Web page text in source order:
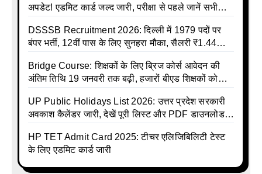
अपडेट! एडमिट कार्ड जल्द जारी, परीक्षा से पहले जानें सभी
DSSSB Recruitment 2026: दिल्ली में 1979 पदों पर
बंपर भर्ती, 12वीं पास के लिए सुनहरा मौका, सैलरी ₹1.44
Bridge Course: शिक्षकों के लिए ब्रिज कोर्स आवेदन की
अंतिम तिथि 19 जनवरी तक बढ़ी, हजारों बीएड शिक्षकों को
UP Public Holidays List 2026: उत्तर प्रदेश सरकारी
अवकाश कैलेंडर जारी, देखें पूरी लिस्ट और PDF डाउनलोड
talika | Sarkari Avkash Talika | Up Holidays List |
Holidays Calendar
HP TET Admit Card 2025: टीचर एलिजिबिलिटी टेस्ट
के लिए एडमिट कार्ड जारी